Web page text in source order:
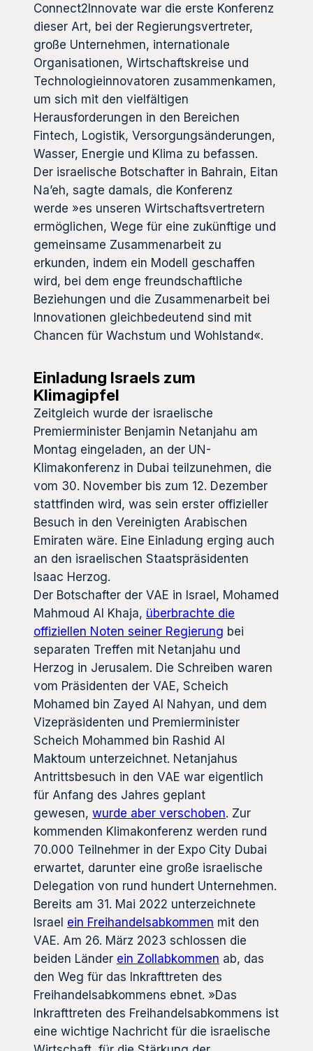
Connect2Innovate war die erste Konferenz
dieser Art, bei der Regierungsvertreter,
große Unternehmen, internationale
Organisationen, Wirtschaftskreise und
Technologieinnovatoren zusammenkamen,
um sich mit den vielfältigen
Herausforderungen in den Bereichen
Fintech, Logistik, Versorgungsänderungen,
Wasser, Energie und Klima zu befassen.
Der israelische Botschafter in Bahrain, Eitan
Na’eh, sagte damals, die Konferenz
werde »es unseren Wirtschaftsvertretern
ermöglichen, Wege für eine zukünftige und
gemeinsame Zusammenarbeit zu
erkunden, indem ein Modell geschaffen
wird, bei dem enge freundschaftliche
Beziehungen und die Zusammenarbeit bei
Innovationen gleichbedeutend sind mit
Chancen für Wachstum und Wohlstand«.
Einladung Israels zum
Klimagipfel
Zeitgleich wurde der israelische
Premierminister Benjamin Netanjahu am
Montag eingeladen, an der UN-
Klimakonferenz in Dubai teilzunehmen, die
vom 30. November bis zum 12. Dezember
stattfinden wird, was sein erster offizieller
Besuch in den Vereinigten Arabischen
Emiraten wäre. Eine Einladung erging auch
an den israelischen Staatspräsidenten
Isaac Herzog.
Der Botschafter der VAE in Israel, Mohamed
Mahmoud Al Khaja, überbrachte die
offiziellen Noten seiner Regierung bei
separaten Treffen mit Netanjahu und
Herzog in Jerusalem. Die Schreiben waren
vom Präsidenten der VAE, Scheich
Mohamed bin Zayed Al Nahyan, und dem
Vizepräsidenten und Premierminister
Scheich Mohammed bin Rashid Al
Maktoum unterzeichnet. Netanjahus
Antrittsbesuch in den VAE war eigentlich
für Anfang des Jahres geplant
gewesen, wurde aber verschoben. Zur
kommenden Klimakonferenz werden rund
70.000 Teilnehmer in der Expo City Dubai
erwartet, darunter eine große israelische
Delegation von rund hundert Unternehmen.
Bereits am 31. Mai 2022 unterzeichnete
Israel ein Freihandelsabkommen mit den
VAE. Am 26. März 2023 schlossen die
beiden Länder ein Zollabkommen ab, das
den Weg für das Inkrafttreten des
Freihandelsabkommens ebnet. »Das
Inkrafttreten des Freihandelsabkommens ist
eine wichtige Nachricht für die israelische